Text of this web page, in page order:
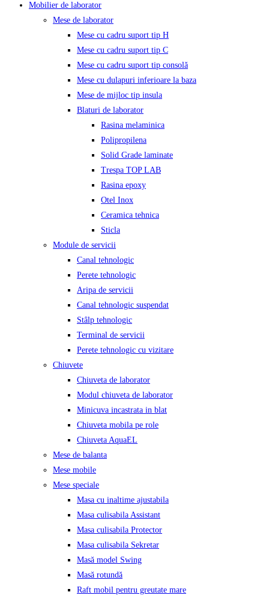
Mobilier de laborator
Mese de laborator
Mese cu cadru suport tip H
Mese cu cadru suport tip C
Mese cu cadru suport tip consolă
Mese cu dulapuri inferioare la baza
Mese de mijloc tip insula
Blaturi de laborator
Rasina melaminica
Polipropilena
Solid Grade laminate
Trespa TOP LAB
Rasina epoxy
Otel Inox
Ceramica tehnica
Sticla
Module de servicii
Canal tehnologic
Perete tehnologic
Aripa de servicii
Canal tehnologic suspendat
Stâlp tehnologic
Terminal de servicii
Perete tehnologic cu vizitare
Chiuvete
Chiuveta de laborator
Modul chiuveta de laborator
Minicuva incastrata in blat
Chiuveta mobila pe role
Chiuveta AquaEL
Mese de balanta
Mese mobile
Mese speciale
Masa cu inaltime ajustabila
Masa culisabila Assistant
Masa culisabila Protector
Masa culisabila Sekretar
Masă model Swing
Masă rotundă
Raft mobil pentru greutate mare